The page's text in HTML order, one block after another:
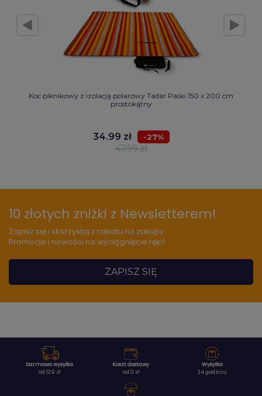
Koc piknikowy z izolacją polarowy Tadar Paski 150 x 200 cm
prostokątny
34.99 zł -27%
47.99 zł
10 złotych zniżki z Newsletterem!
Zapisz się i skorzystaj z rabatu na zakupy.
Promocje i nowości na wyciągnięcie ręki!
ZAPISZ SIĘ
Darmowa wysyłka
od 129 zł
Koszt dostawy
od 0 zł
Wysyłka
24 godziny